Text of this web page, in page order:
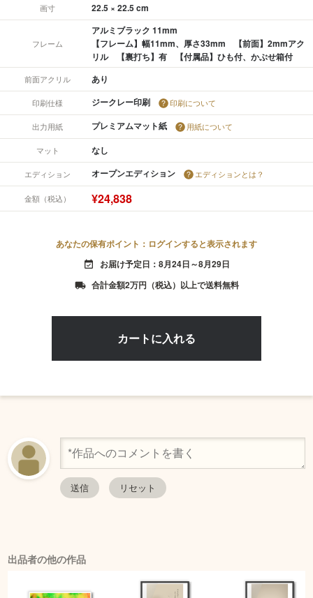
画寸 22.5 × 22.5 cm
フレーム
アルミブラック 11mm
【フレーム】幅11mm、厚さ33mm 【前面】2mmアク
リル 【裏打ち】有 【付属品】ひも付、かぶせ箱付
前面アクリル あり
印刷仕様 ジークレー印刷 印刷について
出力用紙 プレミアムマット紙 用紙について
マット なし
エディション オープンエディション エディションとは？
金額（税込） ¥24,838
あなたの保有ポイント：ログインすると表示されます
event_available お届け予定日：8月24日～8月29日
local_shipping 合計金額2万円（税込）以上で送料無料
出品者の他の作品